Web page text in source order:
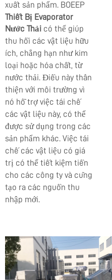
xuất sản phẩm. BOEEP
Thiết Bị Evaporator
Nước Thải có thể giúp
thu hồi các vật liệu hữu
ích, chẳng hạn như kim
loại hoặc hóa chất, từ
nước thải. Điều này thân
thiện với môi trường vì
nó hỗ trợ việc tái chế
các vật liệu này, có thể
được sử dụng trong các
sản phẩm khác. Việc tái
chế các vật liệu có giá
trị có thể tiết kiệm tiền
cho các công ty và cũng
tạo ra các nguồn thu
nhập mới.